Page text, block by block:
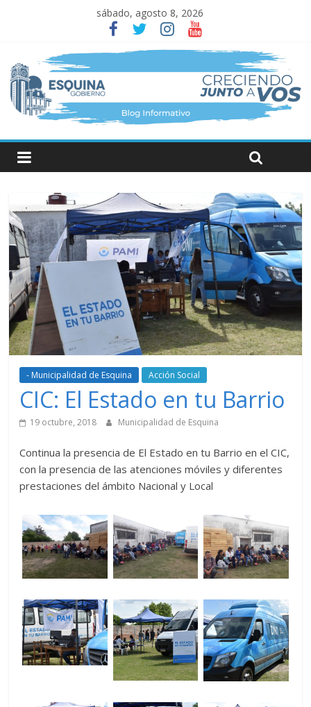
sábado, agosto 8, 2026
- Municipalidad de Esquina Acción Social
CIC: El Estado en tu Barrio
19 octubre, 2018 Municipalidad de Esquina
Continua la presencia de El Estado en tu Barrio en el CIC,
con la presencia de las atenciones móviles y diferentes
prestaciones del ámbito Nacional y Local